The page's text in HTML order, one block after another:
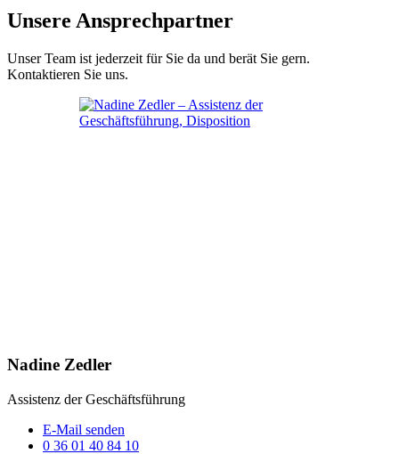
Unsere Ansprechpartner
Unser Team ist jederzeit für Sie da und berät Sie gern.
Kontaktieren Sie uns.
Nadine Zedler
Assistenz der Geschäftsführung
E-Mail senden
0 36 01 40 84 10